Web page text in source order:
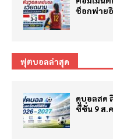
ช็อกพ่ายอิ
ฟุตบอลล่าสุด
ดูบอลสด
ซีซั่น 9 ส.